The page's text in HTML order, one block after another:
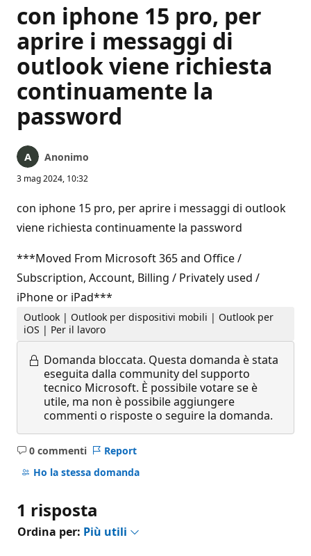
con iphone 15 pro, per
aprire i messaggi di
outlook viene richiesta
continuamente la
password
Anonimo
3 mag 2024, 10:32
con iphone 15 pro, per aprire i messaggi di outlook
viene richiesta continuamente la password
***Moved From Microsoft 365 and Office /
Subscription, Account, Billing / Privately used /
iPhone or iPad***
Outlook | Outlook per dispositivi mobili | Outlook per
iOS | Per il lavoro
Domanda bloccata. Questa domanda è stata
eseguita dalla community del supporto
tecnico Microsoft. È possibile votare se è
utile, ma non è possibile aggiungere
commenti o risposte o seguire la domanda.
0 commenti
Nessun
commento
Report
Ho la stessa domanda
1 risposta
Ordina per: Più utili